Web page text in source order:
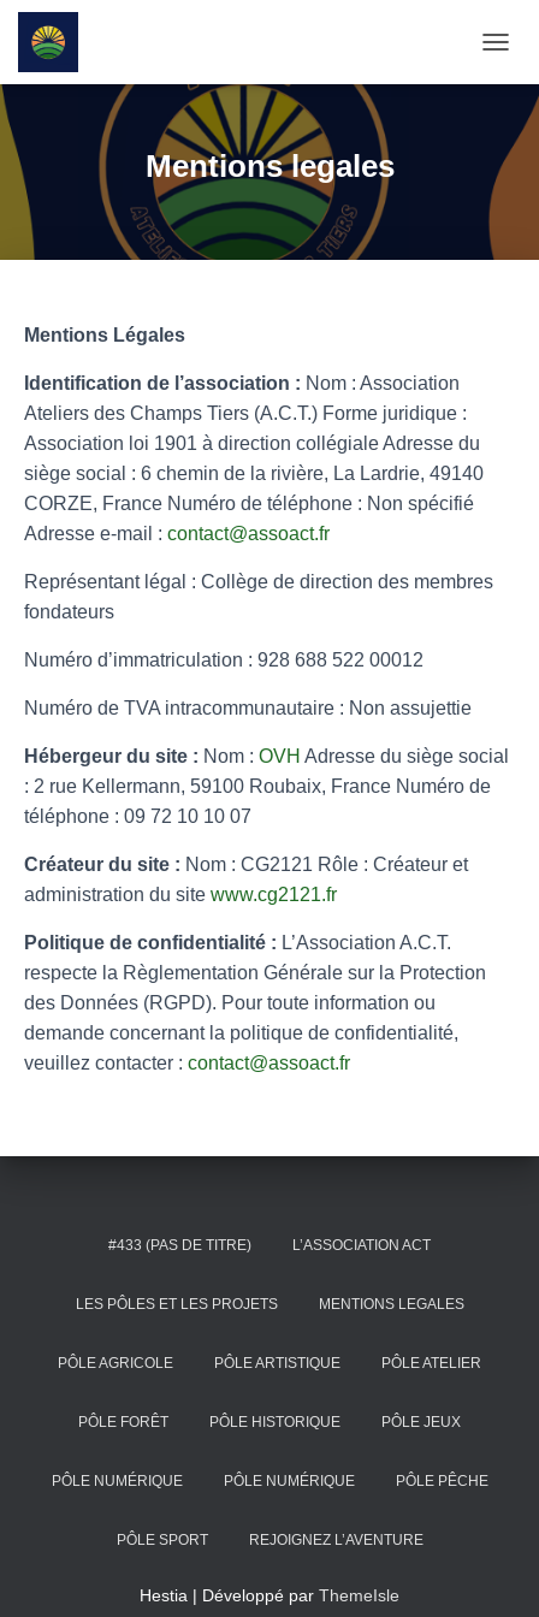
É
E
Mentions legales
Mentions Légales
Identification de l’association : Nom : Association
Ateliers des Champs Tiers (A.C.T.) Forme juridique :
Association loi 1901 à direction collégiale Adresse du
siège social : 6 chemin de la rivière, La Lardrie, 49140
CORZE, France Numéro de téléphone : Non spécifié
Adresse e-mail : contact@assoact.fr
Représentant légal : Collège de direction des membres
fondateurs
Numéro d’immatriculation : 928 688 522 00012
Numéro de TVA intracommunautaire : Non assujettie
Hébergeur du site : Nom : OVH Adresse du siège social
: 2 rue Kellermann, 59100 Roubaix, France Numéro de
téléphone : 09 72 10 10 07
Créateur du site : Nom : CG2121 Rôle : Créateur et
administration du site www.cg2121.fr
Politique de confidentialité : L’Association A.C.T.
respecte la Règlementation Générale sur la Protection
des Données (RGPD). Pour toute information ou
demande concernant la politique de confidentialité,
veuillez contacter : contact@assoact.fr
#433 (PAS DE TITRE) L’ASSOCIATION ACT
LES PÔLES ET LES PROJETS MENTIONS LEGALES
PÔLE AGRICOLE PÔLE ARTISTIQUE PÔLE ATELIER
PÔLE FORÊT PÔLE HISTORIQUE PÔLE JEUX
PÔLE NUMÉRIQUE PÔLE NUMÉRIQUE PÔLE PÊCHE
PÔLE SPORT REJOIGNEZ L’AVENTURE
Hestia | Développé par ThemeIsle